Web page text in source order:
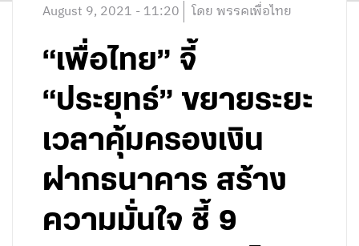
August 9, 2021 - 11:20 โดย พรรคเพื่อไทย
“เพื่อไทย” จี้
“ประยุทธ์” ขยายระยะ
เวลาคุ้มครองเงิน
ฝากธนาคาร สร้าง
ความมั่นใจ ชี้ 9